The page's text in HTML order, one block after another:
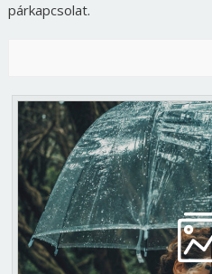
párkapcsolat.